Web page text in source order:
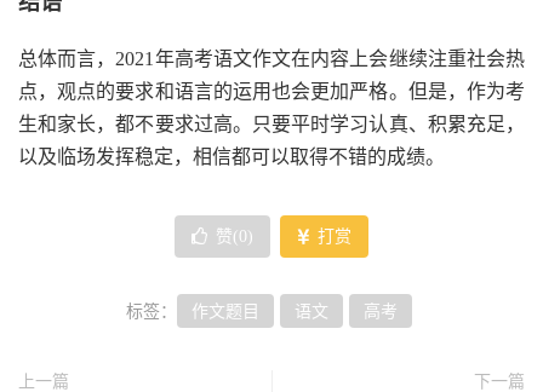
总体而言，2021年高考语文作文在内容上会继续注重社会热
点，观点的要求和语言的运用也会更加严格。但是，作为考
生和家长，都不要求过高。只要平时学习认真、积累充足，
以及临场发挥稳定，相信都可以取得不错的成绩。
赞( 0 ) 打赏
标签： 作文题目 语文 高考
上一篇
下一篇